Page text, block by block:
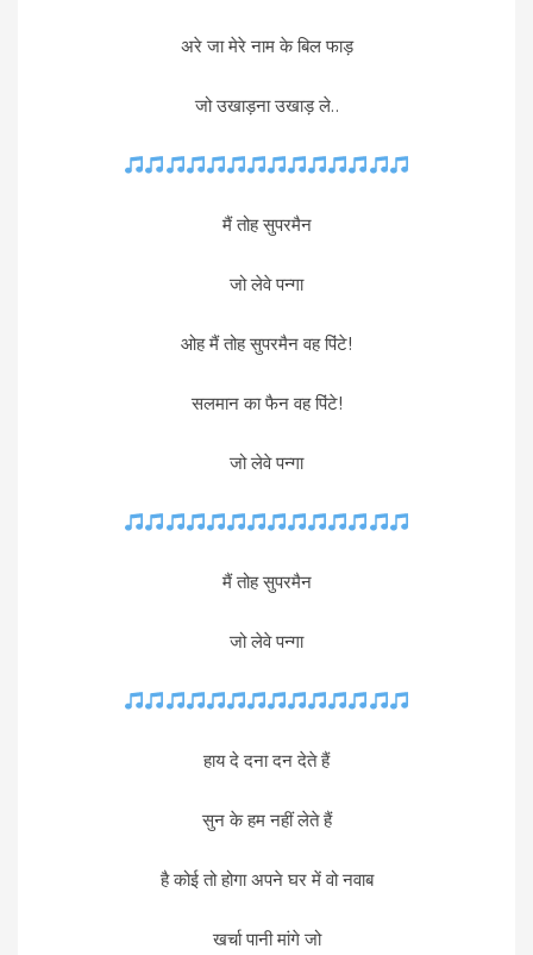
अरे जा मेरे नाम के बिल फाड़
जो उखाड़ना उखाड़ ले..
मैं तोह सुपरमैन
जो लेवे पन्गा
ओह मैं तोह सुपरमैन वह पिंटे!
सलमान का फैन वह पिंटे!
जो लेवे पन्गा
मैं तोह सुपरमैन
जो लेवे पन्गा
हाय दे दना दन देते हैं
सुन के हम नहीं लेते हैं
है कोई तो होगा अपने घर में वो नवाब
खर्चा पानी मांगे जो